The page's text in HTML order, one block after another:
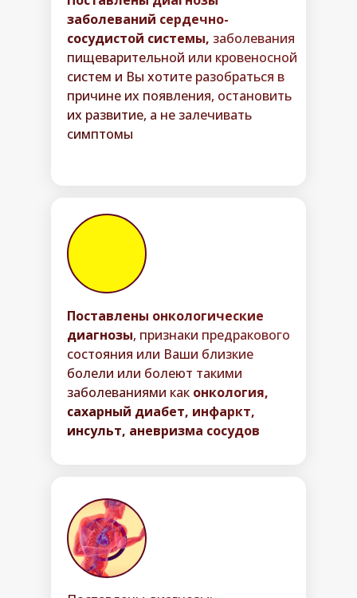
заболеваний сердечно-
сосудистой системы, заболевания
пищеварительной или кровеносной
систем и Вы хотите разобраться в
причине их появления, остановить
их развитие, а не залечивать
симптомы
Поставлены онкологические
диагнозы, признаки предракового
состояния или Ваши близкие
болели или болеют такими
заболеваниями как онкология,
сахарный диабет, инфаркт,
инсульт, аневризма сосудов